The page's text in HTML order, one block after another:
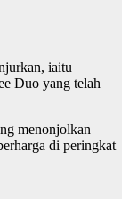
iaitu
Duo yang telah
menonjolkan
di peringkat